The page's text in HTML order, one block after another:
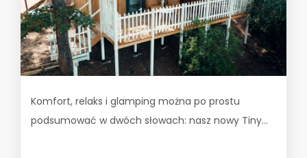
Komfort, relaks i glamping można po prostu
podsumować w dwóch słowach: nasz nowy Tiny...